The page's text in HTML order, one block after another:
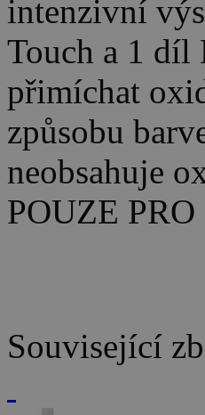
intenzivní
Touch a 1 díl
přimíchat
způsobu
neobsahuje
POUZE
Související